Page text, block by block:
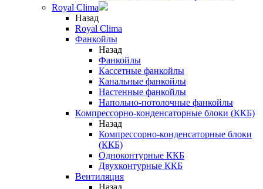
Royal Clima
Назад
Royal Clima
Фанкойлы
Назад
Фанкойлы
Кассетные фанкойлы
Канальные фанкойлы
Настенные фанкойлы
Напольно-потолочные фанкойлы
Компрессорно-конденсаторные блоки (ККБ)
Назад
Компрессорно-конденсаторные блоки
(ККБ)
Одноконтурные ККБ
Двухконтурные ККБ
Вентиляция
Назад